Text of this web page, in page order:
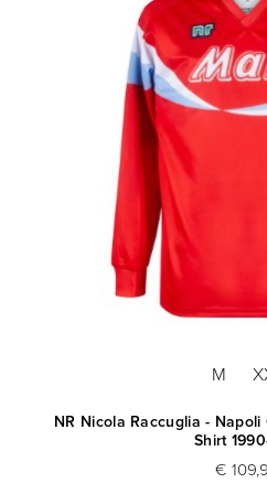
M
NR Nicola Raccuglia -
Shirt
€